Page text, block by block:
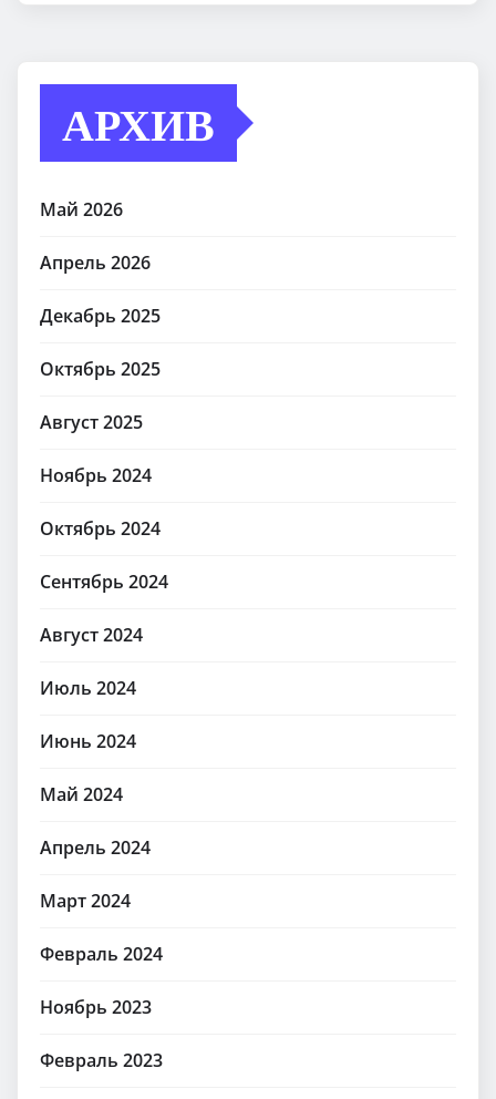
АРХИВ
Май 2026
Апрель 2026
Декабрь 2025
Октябрь 2025
Август 2025
Ноябрь 2024
Октябрь 2024
Сентябрь 2024
Август 2024
Июль 2024
Июнь 2024
Май 2024
Апрель 2024
Март 2024
Февраль 2024
Ноябрь 2023
Февраль 2023